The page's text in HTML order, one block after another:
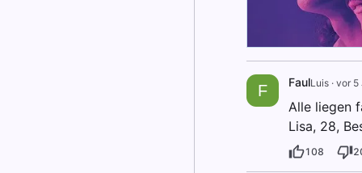
F FaulLuis· vor 5
Alle liegen
Lisa, 28,
108